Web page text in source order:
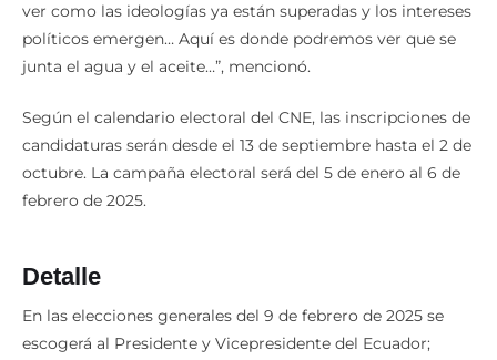
ver como las ideologías ya están superadas y los intereses
políticos emergen… Aquí es donde podremos ver que se
junta el agua y el aceite…”, mencionó.
Según el calendario electoral del CNE, las inscripciones de
candidaturas serán desde el 13 de septiembre hasta el 2 de
octubre. La campaña electoral será del 5 de enero al 6 de
febrero de 2025.
Detalle
En las elecciones generales del 9 de febrero de 2025 se
escogerá al Presidente y Vicepresidente del Ecuador;